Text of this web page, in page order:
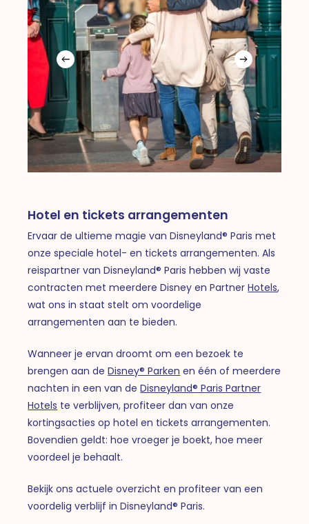
Hotel en tickets arrangementen
Ervaar de ultieme magie van Disneyland® Paris met
onze speciale hotel- en tickets arrangementen. Als
reispartner van Disneyland® Paris hebben wij vaste
contracten met meerdere Disney en PartnerHotels,
wat ons in staat stelt om voordelige
arrangementen aan te bieden.
Wanneer je ervan droomt om een bezoek te
brengen aan deDisney® Parken en één of meerdere
nachten in een van deDisneyland® Paris Partner
Hotels te verblijven, profiteer dan van onze
kortingsacties op hotel en tickets arrangementen.
Bovendien geldt: hoe vroeger je boekt, hoe meer
voordeel je behaalt.
Bekijk ons actuele overzicht en profiteer van een
voordelig verblijf in Disneyland® Paris.